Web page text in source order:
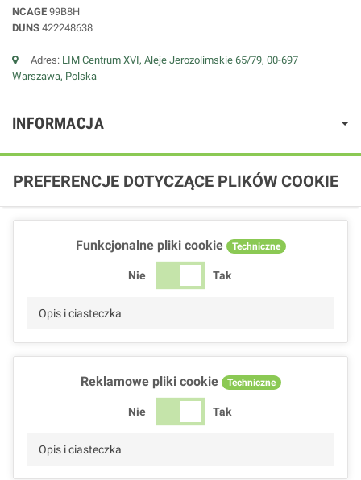
NCAGE 99B8H
DUNS 422248638
Adres: LIM Centrum XVI, Aleje Jerozolimskie 65/79, 00-697
Warszawa, Polska
INFORMACJA
PREFERENCJE DOTYCZĄCE PLIKÓW COOKIE
Funkcjonalne pliki cookie Techniczne
Nie Tak
Opis i ciasteczka
Reklamowe pliki cookie Techniczne
Nie Tak
Opis i ciasteczka